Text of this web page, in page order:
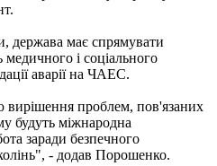
держава має спрямувати
і соціального
аварії на ЧАЕС.
проблем, пов'язаних
будуть міжнародна
заради безпечного
- додав Порошенко.